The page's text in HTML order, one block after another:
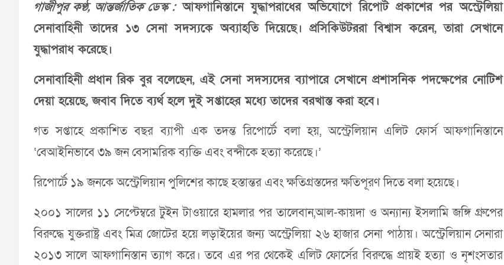
গাজীপুর কণ্ঠ, আন্তর্জাতিক ডেস্ক :আফগানিস্তানে যুদ্ধাপরাধের অভিযোগে রিপোর্ট প্রকাশের পর অস্ট্রেলিয়া
সেনাবাহিনী তাদের ১৩ সেনা সদস্যকে অব্যাহতি দিয়েছে। প্রসিকিউটররা বিশ্বাস করেন, তারা সেখানে
যুদ্ধাপরাধ করেছে।
সেনাবাহিনী প্রধান রিক বুর বলেছেন, এই সেনা সদস্যদের ব্যাপারে সেখানে প্রশাসনিক পদক্ষেপের নোটিশ
দেয়া হয়েছে, জবাব দিতে ব্যর্থ হলে দুই সপ্তাহের মধ্যে তাদের বরখাস্ত করা হবে।
গত সপ্তাহে প্রকাশিত বছর ব্যাপী এক তদন্ত রিপোর্টে বলা হয়, অস্ট্রেলিয়ান এলিট ফোর্স আফগানিস্তানে
‘বেআইনিভাবে ৩৯ জন বেসামরিক ব্যক্তি এবং বন্দীকে হত্যা করেছে।’
রিপোর্টে ১৯ জনকে অস্ট্রেলিয়ান পুলিশের কাছে হস্তান্তর এবং ক্ষতিগ্রস্তদের ক্ষতিপূরণ দিতে বলা হয়েছে।
২০০১ সালের ১১ সেপ্টেম্বরে টুইন টাওয়ারে হামলার পর তালেবান,আল-কায়দা ও অন্যান্য ইসলামি জঙ্গি গ্রুপের
বিরুদ্ধে যুক্তরাষ্ট্র এবং মিত্র জোটের হয়ে লড়াইয়ের জন্য অস্ট্রেলিয়া ২৬ হাজার সেনা পাঠায়। অস্ট্রেলিয়ান সেনারা
২০১৩ সালে আফগানিস্তান ত্যাগ করে। তবে এর পর থেকেই এলিট ফোর্সের বিরুদ্ধে প্রায়ই হত্যা ও নৃশংসতার